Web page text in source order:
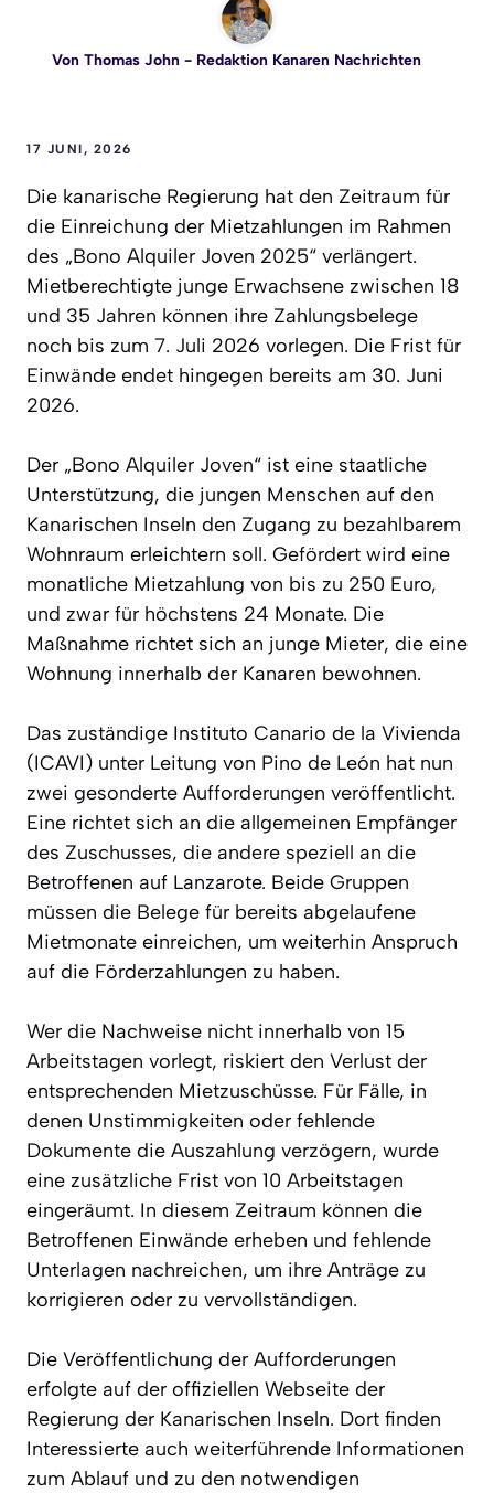
Von Thomas John- Redaktion Kanaren Nachrichten
17 JUNI, 2026
Die kanarische Regierung hat den Zeitraum für
die Einreichung der Mietzahlungen im Rahmen
des „Bono Alquiler Joven 2025“ verlängert.
Mietberechtigte junge Erwachsene zwischen 18
und 35 Jahren können ihre Zahlungsbelege
noch bis zum 7. Juli 2026 vorlegen. Die Frist für
Einwände endet hingegen bereits am 30. Juni
2026.
Der „Bono Alquiler Joven“ ist eine staatliche
Unterstützung, die jungen Menschen auf den
Kanarischen Inseln den Zugang zu bezahlbarem
Wohnraum erleichtern soll. Gefördert wird eine
monatliche Mietzahlung von bis zu 250 Euro,
und zwar für höchstens 24 Monate. Die
Maßnahme richtet sich an junge Mieter, die eine
Wohnung innerhalb der Kanaren bewohnen.
Das zuständige Instituto Canario de la Vivienda
(ICAVI) unter Leitung von Pino de León hat nun
zwei gesonderte Aufforderungen veröffentlicht.
Eine richtet sich an die allgemeinen Empfänger
des Zuschusses, die andere speziell an die
Betroffenen auf Lanzarote. Beide Gruppen
müssen die Belege für bereits abgelaufene
Mietmonate einreichen, um weiterhin Anspruch
auf die Förderzahlungen zu haben.
Wer die Nachweise nicht innerhalb von 15
Arbeitstagen vorlegt, riskiert den Verlust der
entsprechenden Mietzuschüsse. Für Fälle, in
denen Unstimmigkeiten oder fehlende
Dokumente die Auszahlung verzögern, wurde
eine zusätzliche Frist von 10 Arbeitstagen
eingeräumt. In diesem Zeitraum können die
Betroffenen Einwände erheben und fehlende
Unterlagen nachreichen, um ihre Anträge zu
korrigieren oder zu vervollständigen.
Die Veröffentlichung der Aufforderungen
erfolgte auf der offiziellen Webseite der
Regierung der Kanarischen Inseln. Dort finden
Interessierte auch weiterführende Informationen
zum Ablauf und zu den notwendigen